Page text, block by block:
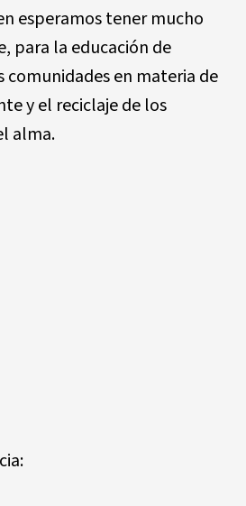
esperamos tener mucho
para la educación de
comunidades en materia de
y el reciclaje de los
alma.